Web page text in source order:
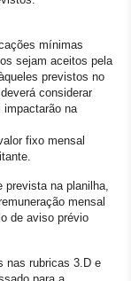
mínimas
sejam aceitos pela
previstos no
considerar
na
fixo mensal
prevista na planilha,
mensal
de aviso prévio
nas rubricas 3.D e